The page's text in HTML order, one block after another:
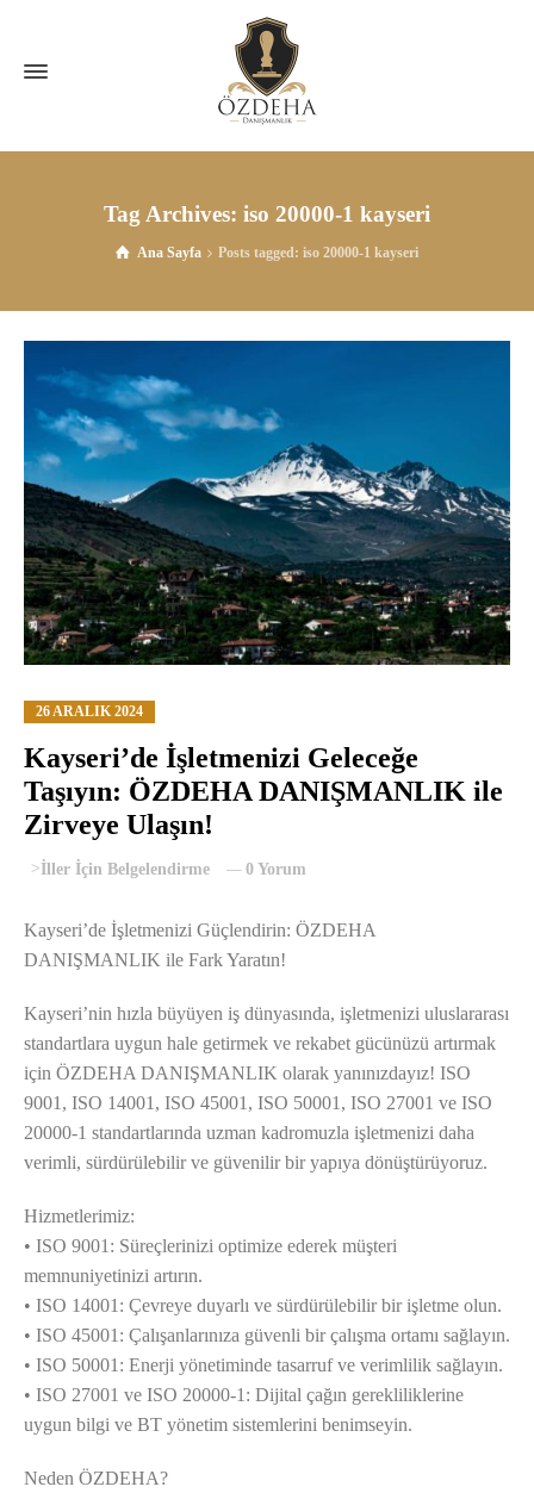
Tag Archives: iso 20000-1 kayseri
Ana Sayfa Posts tagged: iso 20000-1 kayseri
26 ARALIK 2024
Kayseri’de İşletmenizi Geleceğe
Taşıyın: ÖZDEHA DANIŞMANLIK ile
Zirveye Ulaşın!
>İller İçin Belgelendirme 0 Yorum
Kayseri’de İşletmenizi Güçlendirin: ÖZDEHA
DANIŞMANLIK ile Fark Yaratın!
Kayseri’nin hızla büyüyen iş dünyasında, işletmenizi uluslararası
standartlara uygun hale getirmek ve rekabet gücünüzü artırmak
için ÖZDEHA DANIŞMANLIK olarak yanınızdayız! ISO
9001, ISO 14001, ISO 45001, ISO 50001, ISO 27001 ve ISO
20000-1 standartlarında uzman kadromuzla işletmenizi daha
verimli, sürdürülebilir ve güvenilir bir yapıya dönüştürüyoruz.
Hizmetlerimiz:
• ISO 9001: Süreçlerinizi optimize ederek müşteri
memnuniyetinizi artırın.
• ISO 14001: Çevreye duyarlı ve sürdürülebilir bir işletme olun.
• ISO 45001: Çalışanlarınıza güvenli bir çalışma ortamı sağlayın.
• ISO 50001: Enerji yönetiminde tasarruf ve verimlilik sağlayın.
• ISO 27001 ve ISO 20000-1: Dijital çağın gerekliliklerine
uygun bilgi ve BT yönetim sistemlerini benimseyin.
Neden ÖZDEHA?